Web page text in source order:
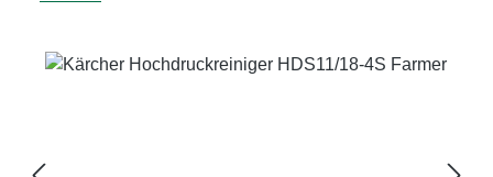
Bildergalerie überspringen